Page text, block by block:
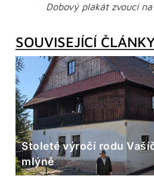
Dobový plakát zvoucí
SOUVISEJÍCÍ
Stoleté výročí rodu
mlýně